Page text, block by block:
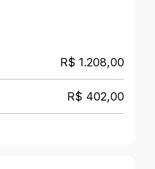
R$ 1.208,00
R$ 402,00